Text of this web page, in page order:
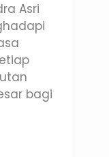
Asri
bagi